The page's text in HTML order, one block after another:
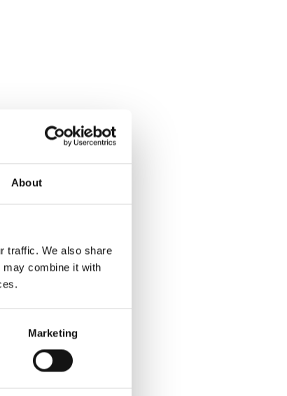
About
traffic. We also share
combine it with
Marketing
tax setup,